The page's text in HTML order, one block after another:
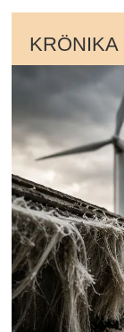
KRÖNIKA